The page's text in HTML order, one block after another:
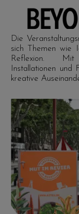
Die
sich Themen wie
Reflexion. Mit
Installationen
kreative